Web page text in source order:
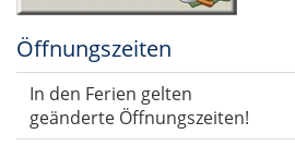
Öffnungszeiten
In den Ferien gelten
geänderte Öffnungszeiten!